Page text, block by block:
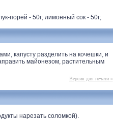
порей - 50г; лимонный сок - 50г;
капусту разделить на кочешки, и
майонезом, растительным
Версия для печати »
нарезать соломкой).